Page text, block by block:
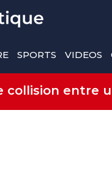
SPORTS VIDEOS
collision entre